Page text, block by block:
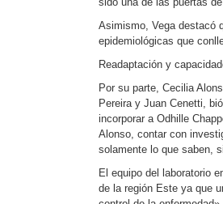
Asimismo, Vega destacó
epidemiológicas que
Readaptación y
Por su parte, Cecilia
Pereira y Juan Cenetti,
incorporar a Odhille
Alonso, contar con
solamente lo que saben,
El equipo del laboratorio
de la región Este ya que